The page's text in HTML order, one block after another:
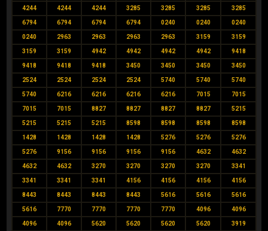
4244 4244 4244 3285 3285 3285 3285
6794 6794 6794 6794 0240 0240 0240
0240 2963 2963 2963 2963 3159 3159
3159 3159 4942 4942 4942 4942 9418
9418 9418 9418 3450 3450 3450 3450
2524 2524 2524 2524 5740 5740 5740
5740 6216 6216 6216 6216 7015 7015
7015 7015 8827 8827 8827 8827 5215
5215 5215 5215 8598 8598 8598 8598
1428 1428 1428 1428 5276 5276 5276
5276 9156 9156 9156 9156 4632 4632
4632 4632 3270 3270 3270 3270 3341
3341 3341 3341 4156 4156 4156 4156
8443 8443 8443 8443 5616 5616 5616
5616 7770 7770 7770 7770 4096 4096
4096 4096 5620 5620 5620 5620 3919